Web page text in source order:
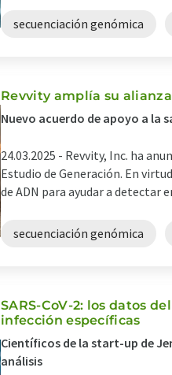
secuenciación genómica
Revvity amplía su
Nuevo acuerdo de apoyo a la
24.03.2025 - Revvity, Inc. ha
Estudio de Generación. En
de ADN para ayudar a detectar
secuenciación genómica
SARS-CoV-2: los datos
infección específicas
Científicos de la start-up de
análisis